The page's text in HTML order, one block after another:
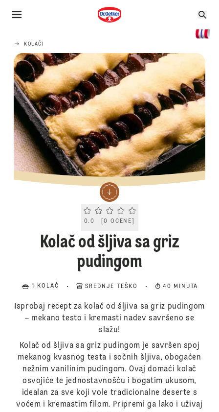
KOLAČI
Current rating 0.0. Click to rate.
0.0 [0 OCENE
Kolač od šljiva sa griz
pudingom
1 KOLAČ SREDNJE TEŠKO 40 MINUTA
Isprobaj recept za kolač od šljiva sa griz pudingom
– mekano testo i kremasti nadev savršeno se
slažu!
Kolač od šljiva sa griz pudingom je savršen spoj
mekanog kvasnog testa i sočnih šljiva, obogaćen
nežnim vanilinim pudingom. Ovaj domaći kolač
osvojiće te jednostavnošću i bogatim ukusom,
idealan za sve koji vole tradicionalne deserte s
voćem i kremastim filom. Pripremi ga lako i uživaj